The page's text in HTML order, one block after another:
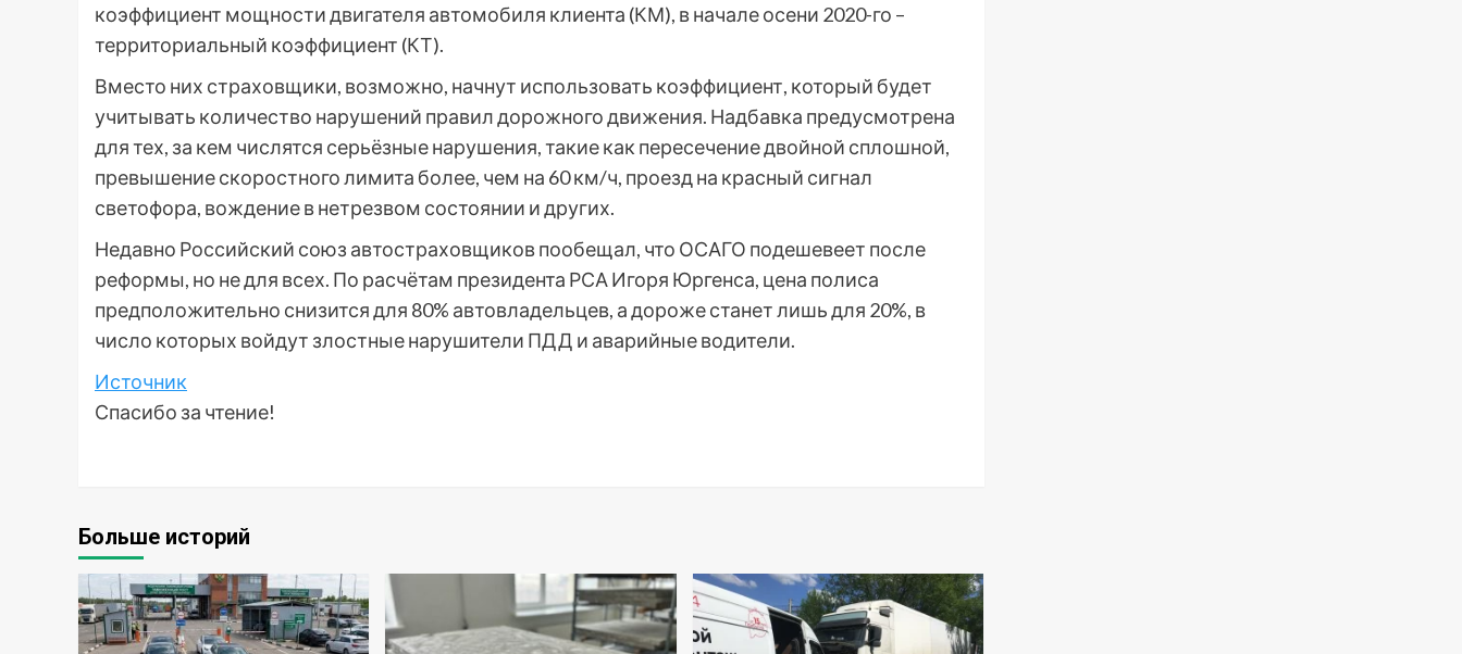
коэффициент мощности двигателя автомобиля клиента (КМ), в начале осени 2020-го –
территориальный коэффициент (КТ).
Вместо них страховщики, возможно, начнут использовать коэффициент, который будет
учитывать количество нарушений правил дорожного движения. Надбавка предусмотрена
для тех, за кем числятся серьёзные нарушения, такие как пересечение двойной сплошной,
превышение скоростного лимита более, чем на 60 км/ч, проезд на красный сигнал
светофора, вождение в нетрезвом состоянии и других.
Недавно Российский союз автостраховщиков пообещал, что ОСАГО подешевеет после
реформы, но не для всех. По расчётам президента РСА Игоря Юргенса, цена полиса
предположительно снизится для 80% автовладельцев, а дороже станет лишь для 20%, в
число которых войдут злостные нарушители ПДД и аварийные водители.
Источник
Спасибо за чтение!
Больше историй